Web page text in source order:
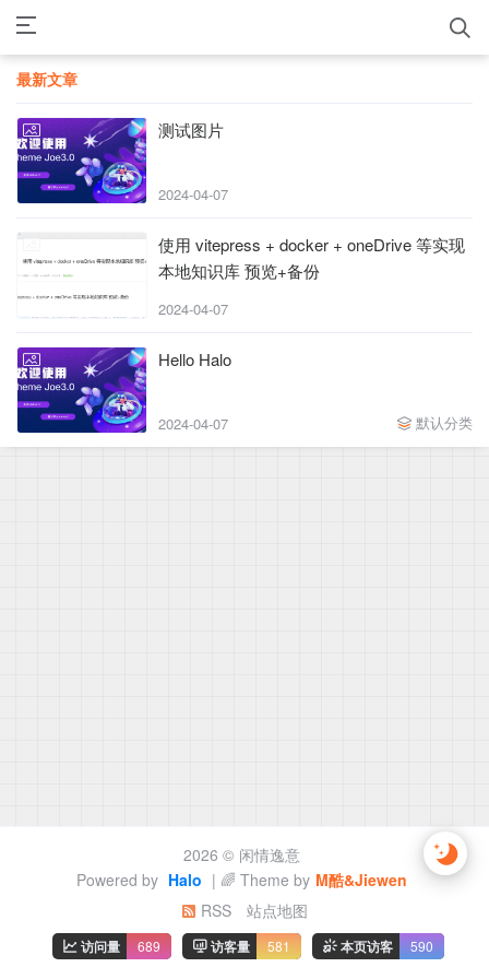
最新文章
测试图片
2024-04-07
使用 vitepress + docker + oneDrive 等实现
本地知识库 预览+备份
2024-04-07
Hello Halo
2024-04-07 默认分类
2026 © 闲情逸意
Powered by Halo | 🌈 Theme by M酷&Jiewen
RSS
站点地图
访问量 689 访客量 581 本页访客 590